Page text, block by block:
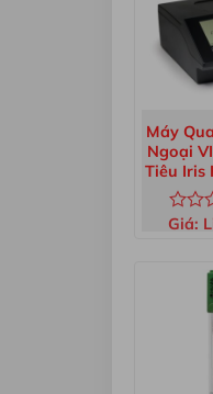
sao
Máy
Ngoại
Tiêu Iris
Được
Giá: